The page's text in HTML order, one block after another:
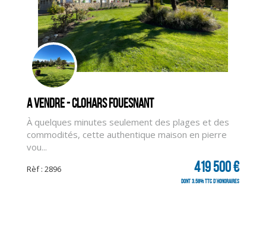
A vendre - CLOHARS FOUESNANT
À quelques minutes seulement des plages et des
commodités, cette authentique maison en pierre
vou...
Rèf : 2896 419 500 €
dont 3.58% TTC d'honoraires